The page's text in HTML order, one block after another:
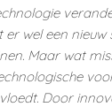
er wel een
Maar wat
Door